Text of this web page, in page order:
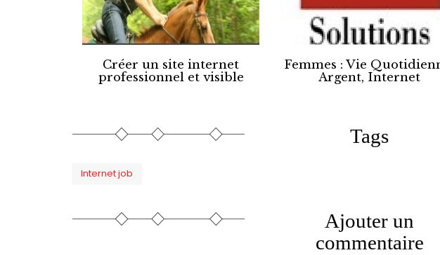
Créer un site internet
professionnel et visible
Femmes : Vie
Argent, Internet
Tags
Internet job
Ajouter un
commentaire